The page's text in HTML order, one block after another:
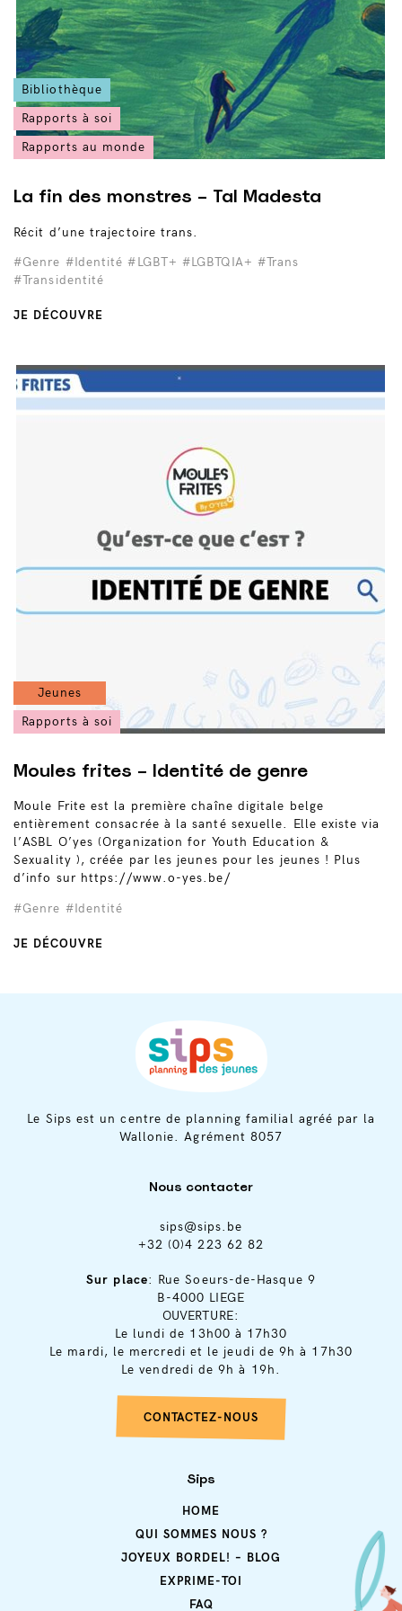
Bibliothèque
Rapports à soi
Rapports au monde
La fin des monstres – Tal Madesta
Récit d’une trajectoire trans.
#Genre #Identité #LGBT+ #LGBTQIA+ #Trans
#Transidentité
JE DÉCOUVRE
Jeunes
Rapports à soi
Moules frites – Identité de genre
Moule Frite est la première chaîne digitale belge
entièrement consacrée à la santé sexuelle. Elle existe via
l’ASBL O’yes (Organization for Youth Education &
Sexuality ), créée par les jeunes pour les jeunes ! Plus
d’info sur https://www.o-yes.be/
#Genre #Identité
JE DÉCOUVRE
Le Sips est un centre de planning familial agréé par la
Wallonie. Agrément 8057
Nous contacter
sips@sips.be
+32 (0)4 223 62 82
Sur place: Rue Soeurs-de-Hasque 9
B-4000 LIEGE
OUVERTURE:
Le lundi de 13h00 à 17h30
Le mardi, le mercredi et le jeudi de 9h à 17h30
Le vendredi de 9h à 19h.
CONTACTEZ-NOUS
Sips
HOME
QUI SOMMES NOUS ?
JOYEUX BORDEL! – BLOG
EXPRIME-TOI
FAQ